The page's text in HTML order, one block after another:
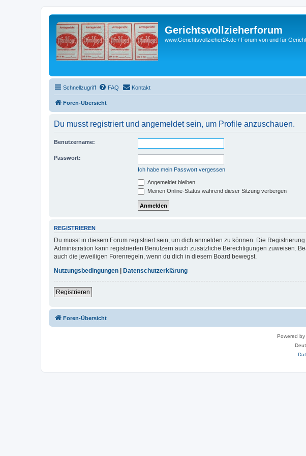
Gerichtsvollzieherforum
www.Gerichtsvollzieher24.de / Forum von und für
Schnellzugriff FAQ Kontakt
Foren-Übersicht
Du musst registriert und angemeldet sein, um Profile anzuschauen.
Benutzername:
Passwort:
Ich habe mein Passwort vergessen
Angemeldet bleiben
Meinen Online-Status während dieser Sitzung verbergen
REGISTRIEREN
Du musst in diesem Forum registriert sein, um dich anmelden zu können. Die
Administration kann registrierten Benutzern auch zusätzliche Berechtigungen zuweisen.
auch die jeweiligen Forenregeln, wenn du dich in diesem Board bewegst.
Nutzungsbedingungen | Datenschutzerklärung
Registrieren
Foren-Übersicht
Powered by